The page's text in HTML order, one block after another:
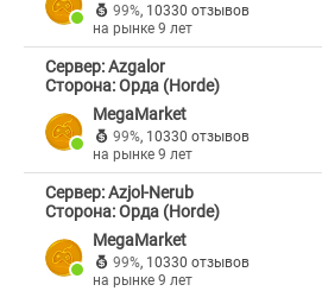
99%, 10330 отзывов
на рынке 9 лет
Сервер: Azgalor
Сторона: Орда (Horde)
MegaMarket
99%, 10330 отзывов
на рынке 9 лет
Сервер: Azjol-Nerub
Сторона: Орда (Horde)
MegaMarket
99%, 10330 отзывов
на рынке 9 лет